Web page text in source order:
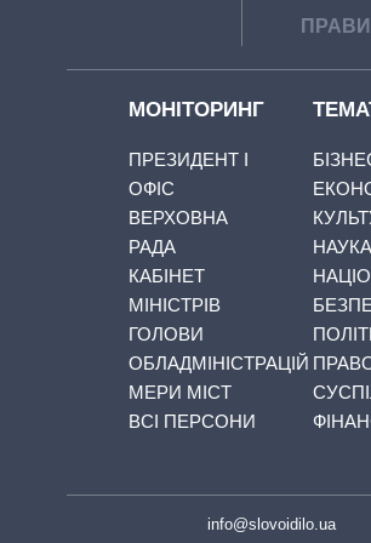
МОНІТОРИНГ
ПРЕЗИДЕНТ І
ОФІС
ВЕРХОВНА
РАДА
КАБІНЕТ
МІНІСТРІВ
ГОЛОВИ
ОБЛАДМІНІСТРАЦІЙ
МЕРИ МІСТ
ВСІ ПЕРСОНИ
НАУКА
info@slovoidilo.ua